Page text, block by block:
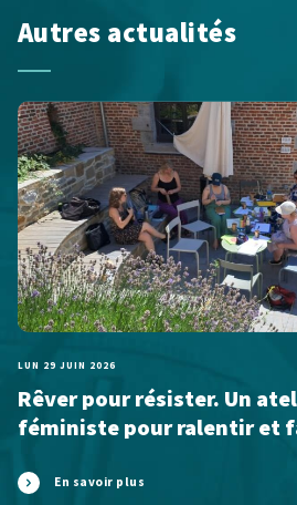
Autres actualités
LUN 29 JUIN 2026
Rêver pour résister. Un
féministe pour ralentir et
En savoir plus